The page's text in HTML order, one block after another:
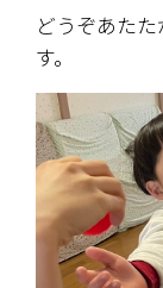
どうぞあた
す。